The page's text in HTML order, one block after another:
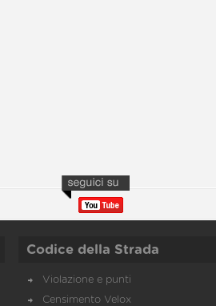
Codice della Strada
Violazione e punti
Censimento Velox